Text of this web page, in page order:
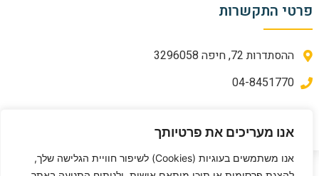
אנו מעריכים את פרטיותך
אנו משתמשים בעוגיות (Cookies) לשיפור חוויית הגלישה שלך,
פרטי התקשרות
ההסתדרות 72, חיפה 3296058
04-8451770